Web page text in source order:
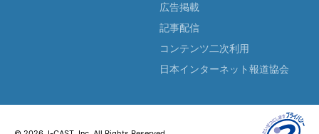
広告掲載
記事配信
コンテンツ二次利用
日本インターネット報道協会